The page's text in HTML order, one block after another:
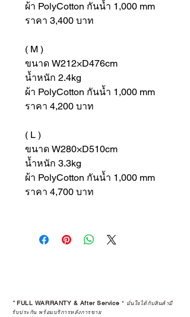
ผ้า PolyCotton กันน้ำ 1,000 mm
ราคา 3,400 บาท
( M )
ขนาด W212×D476cm
น้ำหนัก 2.4kg
ผ้า PolyCotton กันน้ำ 1,000 mm
ราคา 4,200 บาท
( L )
ขนาด W280×D510cm
น้ำหนัก 3.3kg
ผ้า PolyCotton กันน้ำ 1,000 mm
ราคา 4,700 บาท
*FULL WARRANTY & After Service * มั่นใจได้กับสินค้ามี
รับประกัน พร้อมบริการหลังการขาย